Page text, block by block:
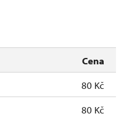
Cena
80 Kč
80 Kč